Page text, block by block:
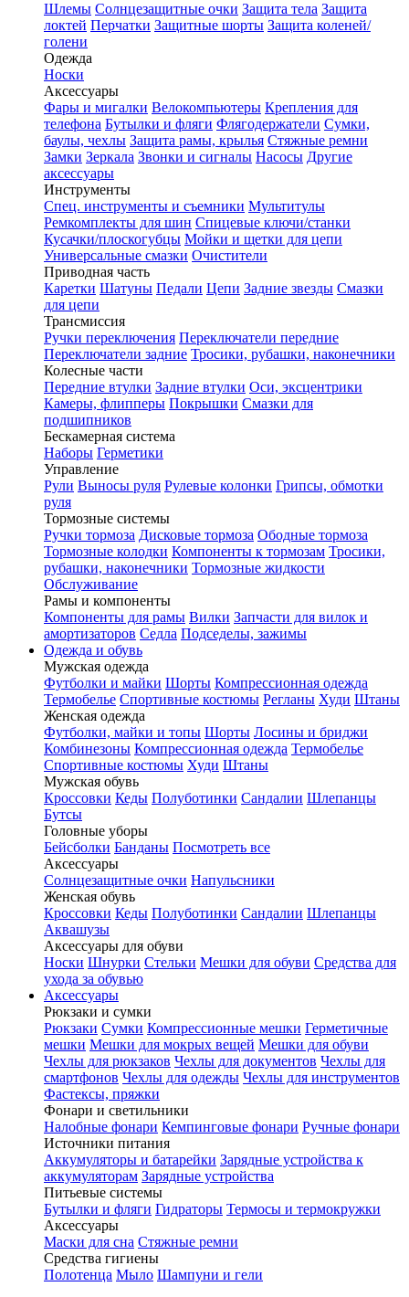
Шлемы Солнцезащитные очки Защита тела Защита
локтей Перчатки Защитные шорты Защита коленей/
голени
Одежда
Носки
Аксессуары
Фары и мигалки Велокомпьютеры Крепления для
телефона Бутылки и фляги Флягодержатели Сумки,
баулы, чехлы Защита рамы, крылья Стяжные ремни
Замки Зеркала Звонки и сигналы Насосы Другие
аксессуары
Инструменты
Спец. инструменты и съемники Мультитулы
Ремкомплекты для шин Спицевые ключи/станки
Кусачки/плоскогубцы Мойки и щетки для цепи
Универсальные смазки Очистители
Приводная часть
Каретки Шатуны Педали Цепи Задние звезды Смазки
для цепи
Трансмиссия
Ручки переключения Переключатели передние
Переключатели задние Тросики, рубашки, наконечники
Колесные части
Передние втулки Задние втулки Оси, эксцентрики
Камеры, флипперы Покрышки Смазки для
подшипников
Бескамерная система
Наборы Герметики
Управление
Рули Выносы руля Рулевые колонки Грипсы, обмотки
руля
Тормозные системы
Ручки тормоза Дисковые тормоза Ободные тормоза
Тормозные колодки Компоненты к тормозам Тросики,
рубашки, наконечники Тормозные жидкости
Обслуживание
Рамы и компоненты
Компоненты для рамы Вилки Запчасти для вилок и
амортизаторов Седла Подседелы, зажимы
Одежда и обувь
Мужская одежда
Футболки и майки Шорты Компрессионная одежда
Термобелье Спортивные костюмы Регланы Худи Штаны
Женская одежда
Футболки, майки и топы Шорты Лосины и бриджи
Комбинезоны Компрессионная одежда Термобелье
Спортивные костюмы Худи Штаны
Мужская обувь
Кроссовки Кеды Полуботинки Сандалии Шлепанцы
Бутсы
Головные уборы
Бейсболки Банданы Посмотреть все
Аксессуары
Солнцезащитные очки Напульсники
Женская обувь
Кроссовки Кеды Полуботинки Сандалии Шлепанцы
Аквашузы
Аксессуары для обуви
Носки Шнурки Стельки Мешки для обуви Средства для
ухода за обувью
Аксессуары
Рюкзаки и сумки
Рюкзаки Сумки Компрессионные мешки Герметичные
мешки Мешки для мокрых вещей Мешки для обуви
Чехлы для рюкзаков Чехлы для документов Чехлы для
смартфонов Чехлы для одежды Чехлы для инструментов
Фастексы, пряжки
Фонари и светильники
Налобные фонари Кемпинговые фонари Ручные фонари
Источники питания
Аккумуляторы и батарейки Зарядные устройства к
аккумуляторам Зарядные устройства
Питьевые системы
Бутылки и фляги Гидраторы Термосы и термокружки
Аксессуары
Маски для сна Стяжные ремни
Средства гигиены
Полотенца Мыло Шампуни и гели